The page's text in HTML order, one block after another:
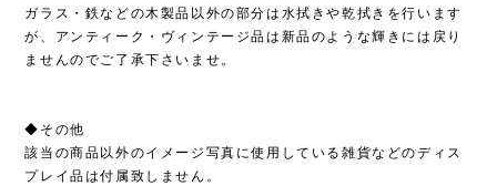
ガラス・鉄などの木製品以外の部分は水拭きや乾拭きを行います
が、アンティーク・ヴィンテージ品は新品のような輝きには戻り
ませんのでご了承下さいませ。
◆その他
該当の商品以外のイメージ写真に使用している雑貨などのディス
プレイ品は付属致しません。